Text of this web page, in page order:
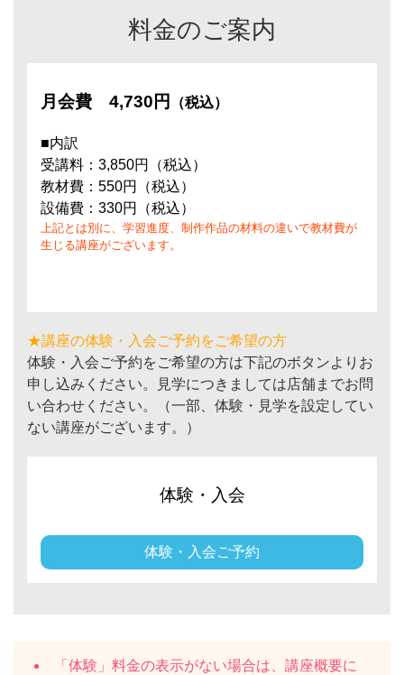
料金のご案内
月会費 4,730円 （税込）
■内訳
受講料：3,850円（税込）
教材費：550円（税込）
設備費：330円（税込）
上記とは別に、学習進度、制作作品の材料の違いで教材費が
生じる講座がございます。
★講座の体験・入会ご予約をご希望の方
体験・入会ご予約をご希望の方は下記のボタンよりお
申し込みください。見学につきましては店舗までお問
い合わせください。（一部、体験・見学を設定してい
ない講座がございます。）
体験・入会
体験・入会ご予約
「体験」料金の表示がない場合は、講座概要に